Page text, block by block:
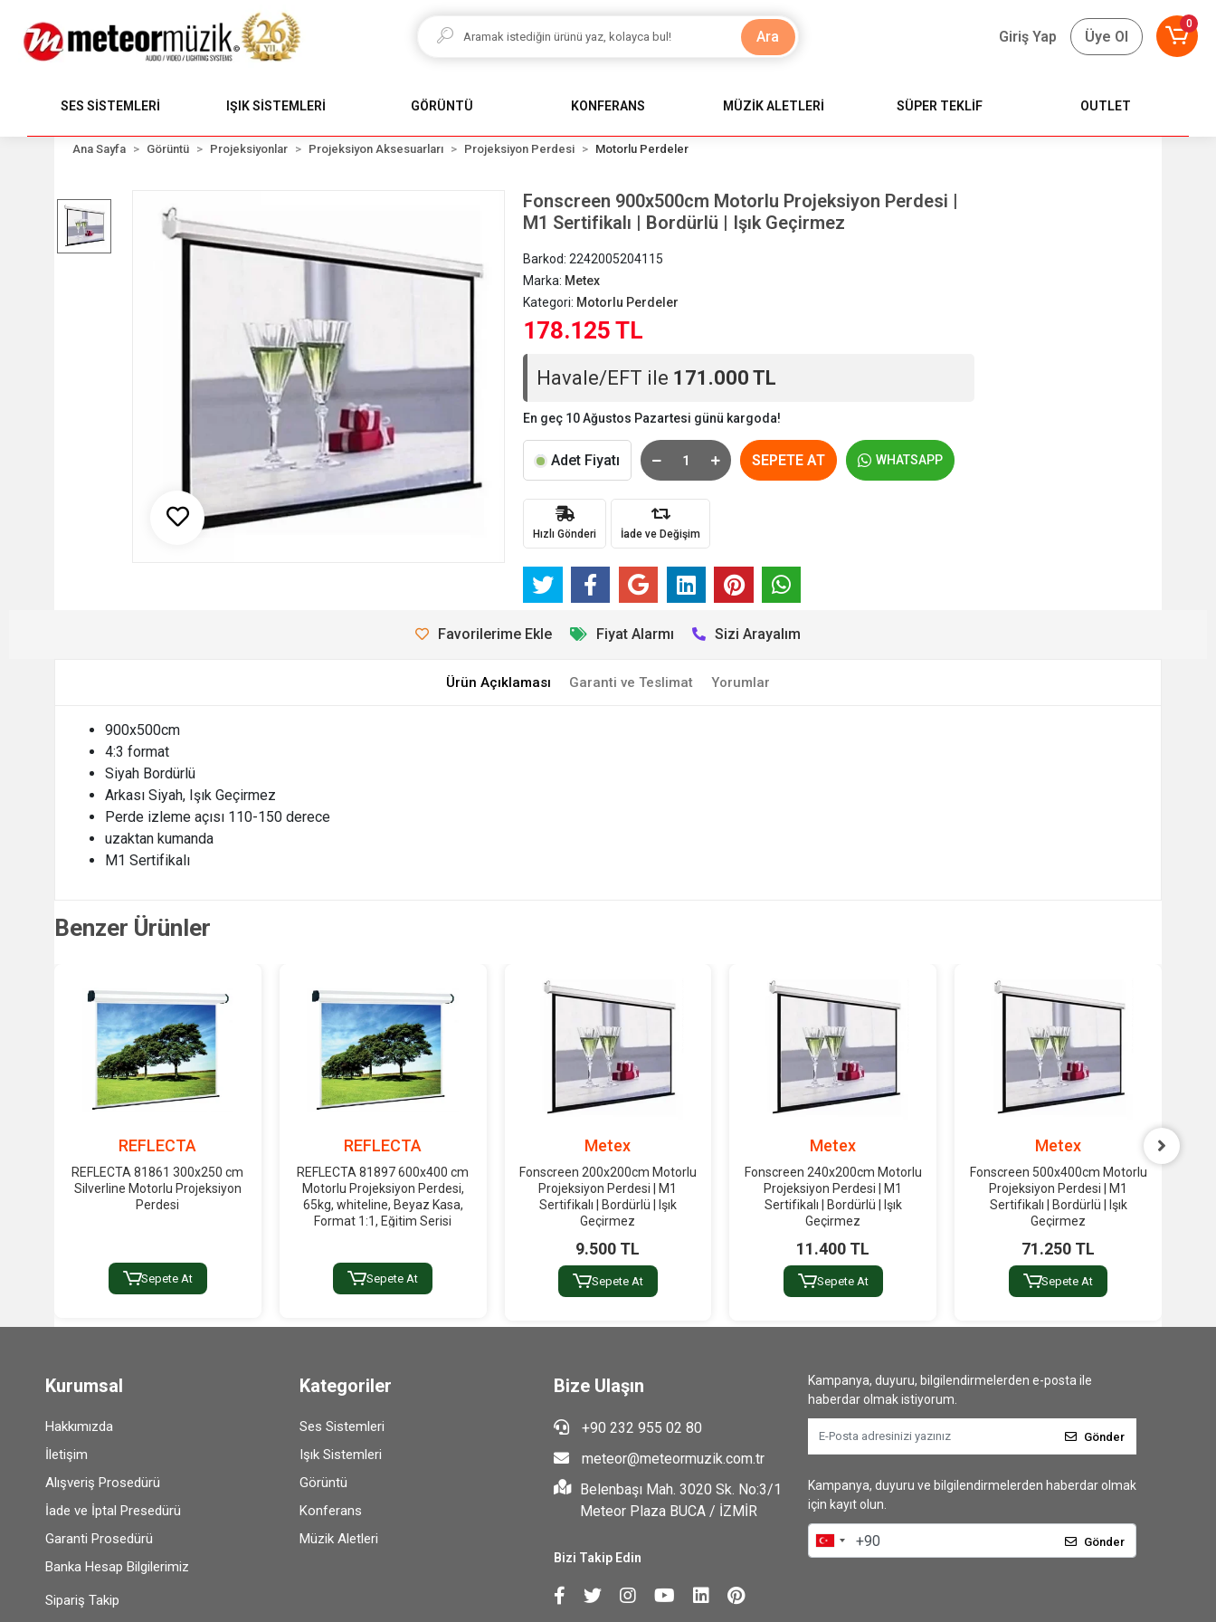
Ara Giriş Yap Üye Ol
0
SES SİSTEMLERİ IŞIK SİSTEMLERİ GÖRÜNTÜ KONFERANS MÜZİK ALETLERİ SÜPER TEKLİF OUTLET
Ana Sayfa Görüntü Projeksiyonlar Projeksiyon Aksesuarları Projeksiyon Perdesi Motorlu Perdeler
Fonscreen 900x500cm Motorlu Projeksiyon Perdesi |
M1 Sertifikalı | Bordürlü | Işık Geçirmez
Barkod:2242005204115
Marka: Metex
Kategori: Motorlu Perdeler
178.125 TL
Havale/EFT ile 171.000 TL
En geç 10 Ağustos Pazartesi günü kargoda!
Adet Fiyatı SEPETE AT WHATSAPP
Hızlı Gönderi İade ve Değişim
Favorilerime Ekle Fiyat Alarmı Sizi Arayalım
Ürün Açıklaması Garanti ve Teslimat Yorumlar
900x500cm
4:3 format
Siyah Bordürlü
Arkası Siyah, Işık Geçirmez
Perde izleme açısı 110-150 derece
uzaktan kumanda
M1 Sertifikalı
Benzer Ürünler
REFLECTA
REFLECTA 81861 300x250 cm
Silverline Motorlu Projeksiyon
Perdesi
Sepete At
REFLECTA
REFLECTA 81897 600x400 cm
Motorlu Projeksiyon Perdesi,
65kg, whiteline, Beyaz Kasa,
Format 1:1, Eğitim Serisi
Sepete At
Metex
Fonscreen 200x200cm Motorlu
Projeksiyon Perdesi | M1
Sertifikalı | Bordürlü | Işık
Geçirmez
9.500 TL
Sepete At
Metex
Fonscreen 240x200cm Motorlu
Projeksiyon Perdesi | M1
Sertifikalı | Bordürlü | Işık
Geçirmez
11.400 TL
Sepete At
Metex
Fonscreen 500x400cm Motorlu
Projeksiyon Perdesi | M1
Sertifikalı | Bordürlü | Işık
Geçirmez
71.250 TL
Sepete At
Kurumsal
Hakkımızda
İletişim
Alışveriş Prosedürü
İade ve İptal Presedürü
Garanti Prosedürü
Banka Hesap Bilgilerimiz
Sipariş Takip
Kategoriler
Ses Sistemleri
Işık Sistemleri
Görüntü
Konferans
Müzik Aletleri
Bize Ulaşın
+90 232 955 02 80
meteor@meteormuzik.com.tr
Belenbaşı Mah. 3020 Sk. No:3/1
Meteor Plaza BUCA / İZMİR
Bizi Takip Edin
Kampanya, duyuru, bilgilendirmelerden e-posta ile
haberdar olmak istiyorum.
Gönder
Kampanya, duyuru ve bilgilendirmelerden haberdar olmak
için kayıt olun.
Gönder